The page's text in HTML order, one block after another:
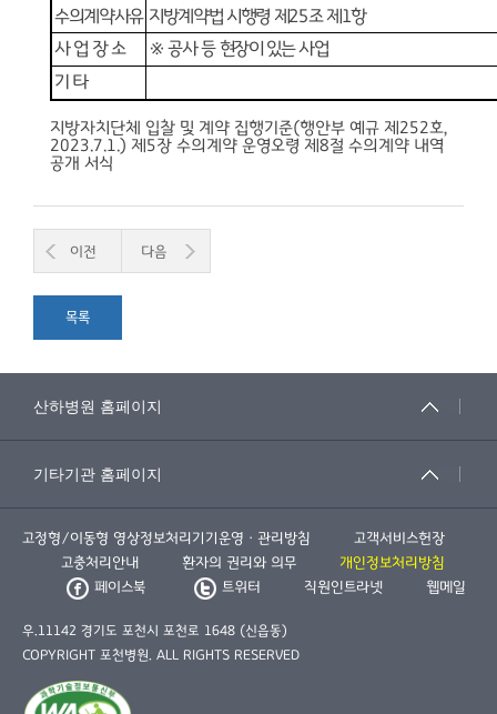
수의계약사유 지방계약법 시행령 제25조 제1항
사 업 장 소
※공사 등 현장이 있는 사업
기 타
지방자치단체 입찰 및 계약 집행기준(행안부 예규 제252호,
2023.7.1.) 제5장 수의계약 운영오령 제8절 수의계약 내역
공개 서식
이전 다음
목록
고정형/이동형 영상정보처리기기운영ㆍ관리방침
고객서비스헌장
고충처리안내
환자의 권리와 의무
개인정보처리방침
페이스북
트위터 직원인트라넷 웹메일
우.11142 경기도 포천시 포천로 1648 (신읍동)
COPYRIGHT 포천병원. ALL RIGHTS RESERVED